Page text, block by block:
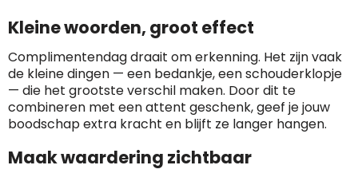
Kleine woorden, groot effect
Complimentendag draait om erkenning. Het zijn vaak
de kleine dingen — een bedankje, een schouderklopje
— die het grootste verschil maken. Door dit te
combineren met een attent geschenk, geef je jouw
boodschap extra kracht en blijft ze langer hangen.
Maak waardering zichtbaar